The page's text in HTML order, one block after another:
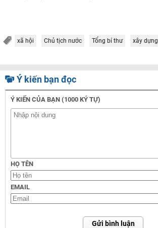
xã hội Chủ tịch nước Tổng bí thư xây dựng
Ý kiến bạn đọc
Ý KIẾN CỦA BẠN (1000 KÝ TỰ)
HỌ TÊN
EMAIL
Gửi bình luận